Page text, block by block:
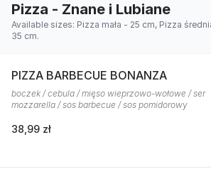
Pizza - Znane i Lubiane
Available sizes: Pizza mała - 25 cm, Pizza
35 cm.
PIZZA BARBECUE BONANZA
boczek / cebula / mięso wieprzowo-wołowe / ser
mozzarella / sos barbecue / sos pomidorowy
38,99 zł